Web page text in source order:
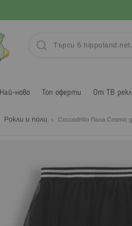
Най-ново Топ оферти От ТВ
Рокли и поли Coccodrillo Пола Cosmic